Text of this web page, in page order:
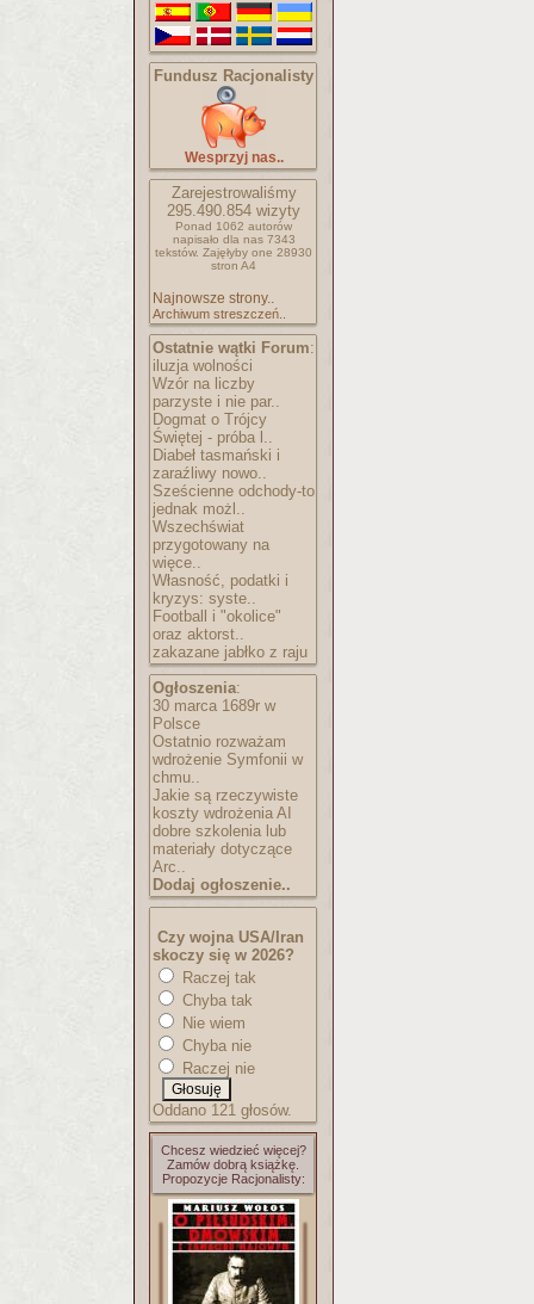
Fundusz Racjonalisty
Wesprzyj nas..
Zarejestrowaliśmy
295.490.854 wizyty
Ponad 1062 autorów
napisało dla nas 7343
tekstów. Zajęłyby one 28930
stron A4
Najnowsze strony..
Archiwum streszczeń..
Ostatnie wątki Forum:
iluzja wolności
Wzór na liczby
parzyste i nie par..
Dogmat o Trójcy
Świętej - próba l..
Diabeł tasmański i
zaraźliwy nowo..
Sześcienne odchody-to
jednak możl..
Wszechświat
przygotowany na
więce..
Własność, podatki i
kryzys: syste..
Football i "okolice"
oraz aktorst..
zakazane jabłko z raju
Ogłoszenia:
30 marca 1689r w
Polsce
Ostatnio rozważam
wdrożenie Symfonii w
chmu..
Jakie są rzeczywiste
koszty wdrożenia AI
dobre szkolenia lub
materiały dotyczące
Arc..
Dodaj ogłoszenie..
Czy wojna USA/Iran
skoczy się w 2026?
Raczej tak
Chyba tak
Nie wiem
Chyba nie
Raczej nie
Oddano 121 głosów.
Chcesz wiedzieć więcej?
Zamów dobrą książkę.
Propozycje Racjonalisty: